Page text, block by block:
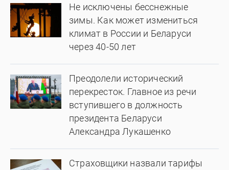
Не исключены бесснежные
зимы. Как может измениться
климат в России и Беларуси
через 40-50 лет
Преодолели исторический
перекресток. Главное из речи
вступившего в должность
президента Беларуси
Александра Лукашенко
Страховщики назвали тарифы